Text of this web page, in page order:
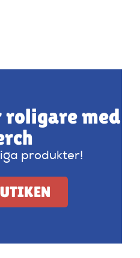
med
produkter!